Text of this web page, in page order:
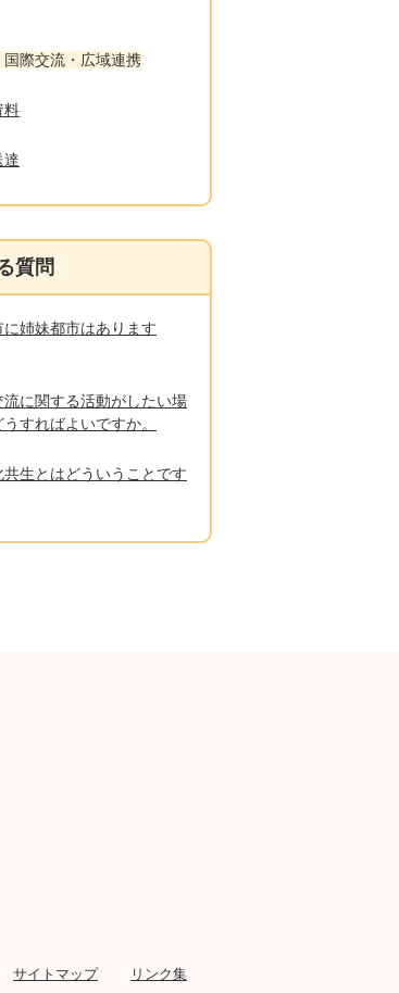
国際交流・広域連携
料
達
質問
に姉妹都市はあります
流に関する活動がしたい場
すればよいですか。
共生とはどういうことです
サイトマップ リンク集